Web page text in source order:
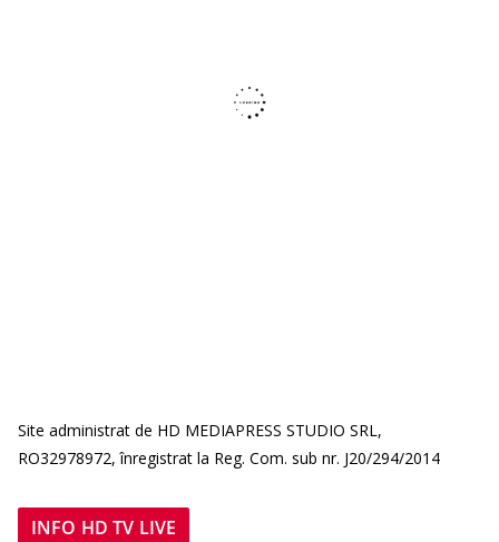
Site administrat de HD MEDIAPRESS STUDIO SRL,
RO32978972, înregistrat la Reg. Com. sub nr. J20/294/2014
INFO HD TV LIVE